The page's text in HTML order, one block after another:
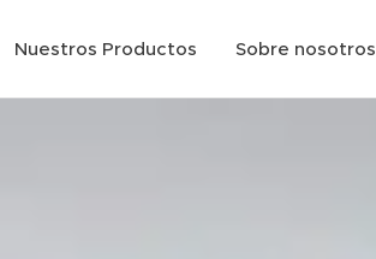
Nuestros Productos Sobre nosotros